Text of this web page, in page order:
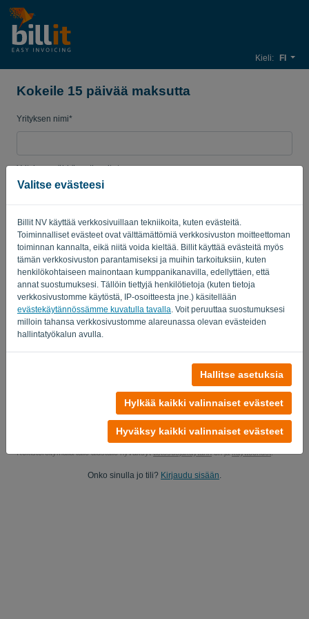
Valitse evästeesi
Billit NV käyttää verkkosivuillaan tekniikoita, kuten evästeitä.
Toiminnalliset evästeet ovat välttämättömiä verkkosivuston moitteettoman
toiminnan kannalta, eikä niitä voida kieltää. Billit käyttää evästeitä myös
tämän verkkosivuston parantamiseksi ja muihin tarkoituksiin, kuten
henkilökohtaiseen mainontaan kumppanikanavilla, edellyttäen, että
annat suostumuksesi. Tällöin tiettyjä henkilötietoja (kuten tietoja
verkkosivustomme käytöstä, IP-osoitteesta jne.) käsitellään
evästekäytännössämme kuvatulla tavalla . Voit peruuttaa suostumuksesi
milloin tahansa verkkosivustomme alareunassa olevan evästeiden
hallintatyökalun avulla.
Hallitse asetuksia
Hylkää kaikki valinnaiset evästeet
Hyväksy kaikki valinnaiset evästeet
Kieli: FI
Kokeile 15 päivää maksutta
Yrityksen nimi*
Yrityksen sähköpostiosoite*
Salasana
Maa
Kyllä, voit lähettää minulle tuotepäivitykset..
Aloita ilmainen kokeilujakso
Ei ehtoja! 100% sitoutumaton
Tietosi ovat 100% turvassa
Rekisteröitymällä tälle alustalle hyväksyttietosuojakäytännön jakäyttöehdot.
Onko sinulla jo tili? Kirjaudu sisään.